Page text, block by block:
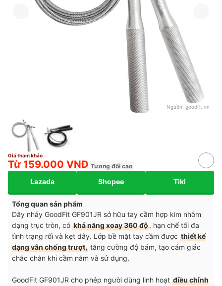
Nguồn: goodfit.vn
Giá tham khảo
Từ 159.000 VNĐ Tương đối cao
Lazada Shopee Tiki
Tổng quan sản phẩm
Dây nhảy GoodFit GF901JR sở hữu tay cầm hợp kim nhôm
dạng trục tròn, có khả năng xoay 360 độ, hạn chế tối đa
tình trạng rối và kẹt dây. Lớp bề mặt tay cầm được thiết kế
dạng vân chống trượt, tăng cường độ bám, tạo cảm giác
chắc chắn khi cầm nắm và sử dụng.
GoodFit GF901JR cho phép người dùng linh hoạt điều chỉnh